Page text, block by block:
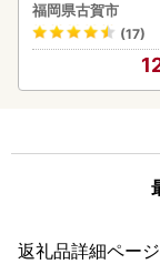
福岡県古賀市
(17)
返礼品詳細ペー